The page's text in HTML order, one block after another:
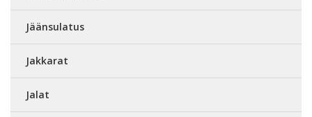
Jäänsulatus
Jakkarat
Jalat